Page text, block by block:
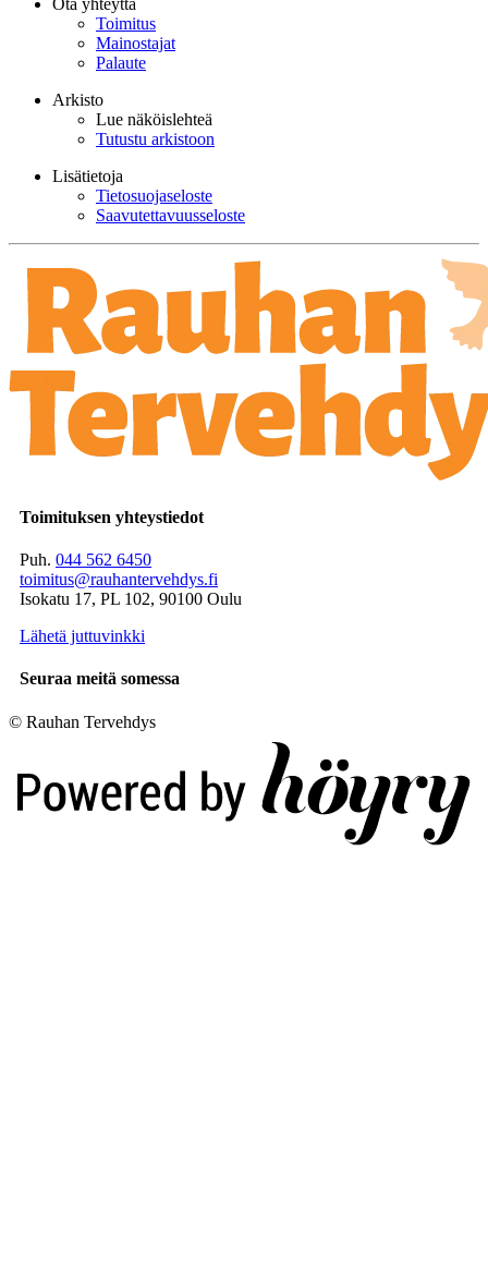
Toimitus
Mainostajat
Palaute
Arkisto
Lue näköislehteä
Tutustu arkistoon
Lisätietoja
Tietosuojaseloste
Saavutettavuusseloste
Toimituksen yhteystiedot
Puh. 044 562 6450
toimitus@rauhantervehdys.fi
Isokatu 17, PL 102, 90100 Oulu
Lähetä juttuvinkki
Seuraa meitä somessa
© Rauhan Tervehdys